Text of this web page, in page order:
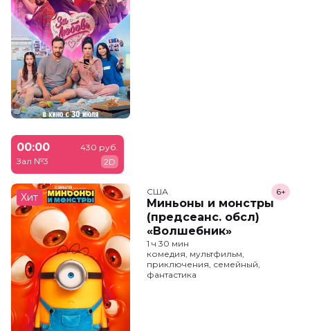
00:00
Зал №3
430 руб.
2D
Хит США
Миньоны и монстры
(предсеанс. обсл)
«Волшебник»
6+
1 ч 30 мин
комедия, мультфильм,
приключения, семейный,
фантастика